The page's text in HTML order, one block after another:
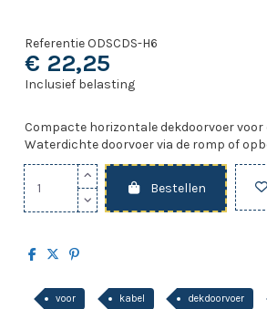
Referentie ODSCDS-H6
€ 22,25
Inclusief belasting
Compacte horizontale dekdoorvoer
Waterdichte doorvoer via de romp of
Bestellen
voor kabel dekdoorvoer